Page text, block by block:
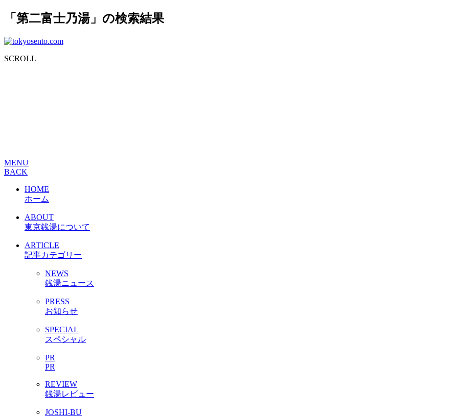
「第二富士乃湯」の検索結果
SCROLL
MENU
BACK
HOME
ホーム
ABOUT
東京銭湯について
ARTICLE
記事カテゴリー
NEWS
銭湯ニュース
PRESS
お知らせ
SPECIAL
スペシャル
PR
PR
REVIEW
銭湯レビュー
JOSHI-BU